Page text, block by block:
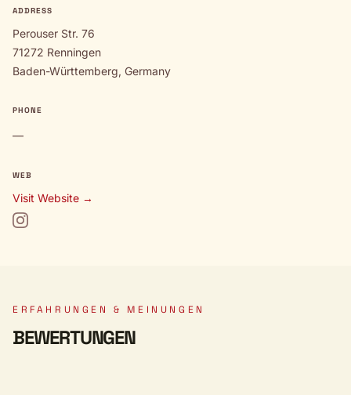
ADDRESS
Perouser Str. 76
71272 Renningen
Baden-Württemberg, Germany
PHONE
—
WEB
Visit Website →
ERFAHRUNGEN & MEINUNGEN
BEWERTUNGEN